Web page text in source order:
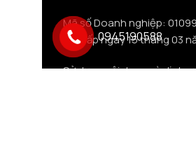
Mã số Doanh nghiệp:
Nội cấp ngày 15 tháng 03
Sử dụng nội dung và dịch
0945190588